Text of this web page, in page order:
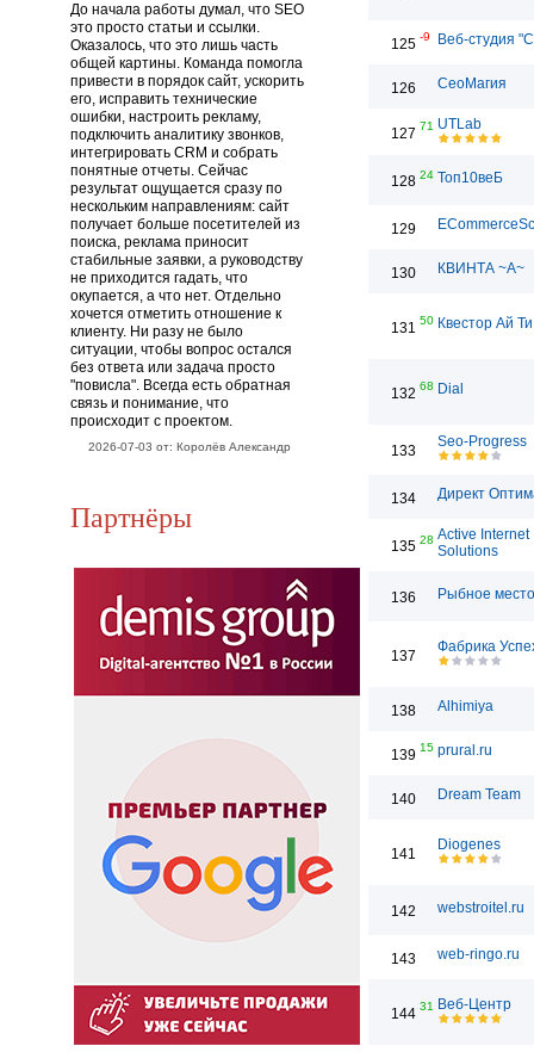
До начала работы думал, что SEO
это просто статьи и ссылки.
Оказалось, что это лишь часть
общей картины. Команда помогла
привести в порядок сайт, ускорить
его, исправить технические
ошибки, настроить рекламу,
подключить аналитику звонков,
интегрировать CRM и собрать
понятные отчеты. Сейчас
результат ощущается сразу по
нескольким направлениям: сайт
получает больше посетителей из
поиска, реклама приносит
стабильные заявки, а руководству
не приходится гадать, что
окупается, а что нет. Отдельно
хочется отметить отношение к
клиенту. Ни разу не было
ситуации, чтобы вопрос остался
без ответа или задача просто
"повисла". Всегда есть обратная
связь и понимание, что
происходит с проектом.
2026-07-03 от: Королёв Александр
Партнёры
125 -9 Веб-студия
126 СеоМагия
127 71 UTLab
128 24 Топ10веБ
129
130 КВИНТА ~А~
131 50 Квестор Ай Ти
132 68 Dial
133
Seo-Progress
134 Директ
135 28 Active Internet
Solutions
136 Рыбное место
137
Фабрика
138 Alhimiya
139 15 prural.ru
140 Dream Team
141
Diogenes
142 webstroitel.ru
143 web-ringo.ru
144 31 Веб-Центр